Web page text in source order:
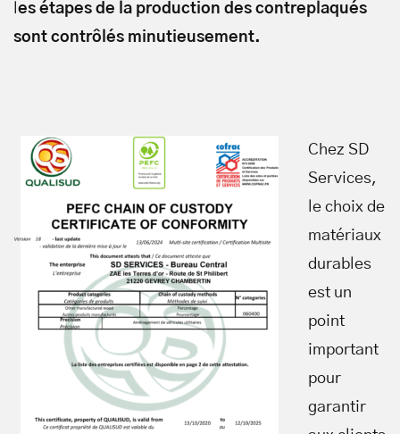
es étapes de la production des contreplaqués
sont contrôlés minutieusement.
Chez SD
Services,
le choix de
matériaux
durables
est un
point
important
pour
garantir